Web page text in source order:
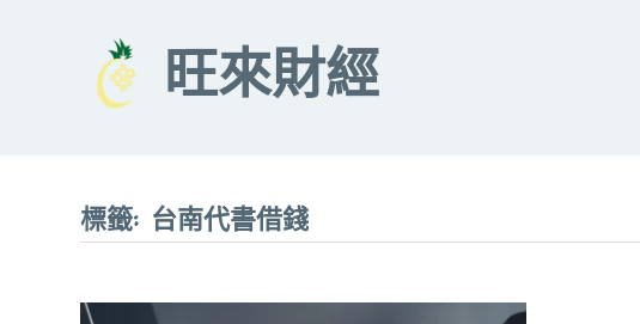
旺來財經
標籤: 台南代書借錢